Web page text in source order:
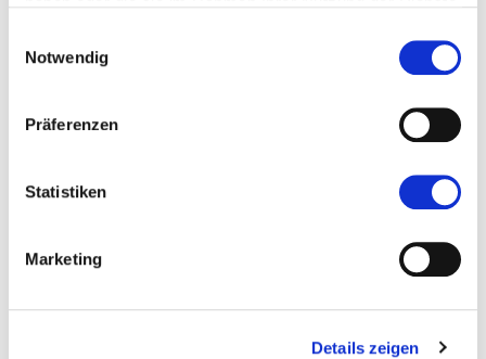
Notwendig
Präferenzen
Statistiken
Marketing
Details zeigen
Die nächste landwirt-
Lehren aus der Vergangenheit und
Robotics (Australia)